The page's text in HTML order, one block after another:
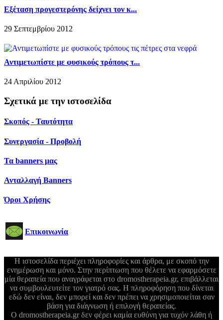
Εξέταση προγεστερόνης δείχνει τον κ...
29 Σεπτεμβρίου 2012
Αντιμετωπίστε με φυσικούς τρόπους τ...
24 Απριλίου 2012
Σχετικά με την ιστοσελίδα
Σκοπός - Ταυτότητα
Συνεργασία - Προβολή
Τα banners μας
Ανταλλαγή Banners
Όροι Χρήσης
Επικοινωνία
Η ιστοσελίδα περιέχει πληροφορίες και άρθρα, με σκοπό την
ενημέρωση και μόνο. Στην περίπτωση που θέλετε να εφαρμόσετε
μία θεραπεία που αναγράφεται στο dromostherapeia.gr, επιβάλλεται
να συμβουλευτείτε τον γιατρό σας. Η πληροφόρηση που δίνεται
εδώ δεν είναι, δεν μπορεί και δεν πρέπει να χρησιμοποιείται σαν
βάση για διάγνωση ή επιλογή θεραπείας.
Ο dromostherapeia.gr δεν φέρει καμία ευθύνη για τυχόν λάθη ή